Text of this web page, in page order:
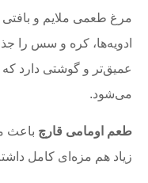
مرغ طعمی ملایم و بافتی
ادویه‌ها، کره و سس را
عمیق‌تر و گوشتی دارد که
می‌شود.
طعم اومامی قارچ باعث
زیاد هم مزه‌ای کامل